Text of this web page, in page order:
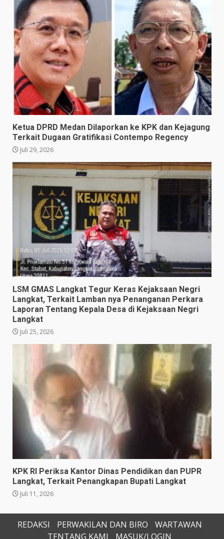
Ketua DPRD Medan Dilaporkan ke KPK dan Kejagung
Terkait Dugaan Gratifikasi Contempo Regency
Juli 29, 2026
LSM GMAS Langkat Tegur Keras Kejaksaan Negri
Langkat, Terkait Lamban nya Penanganan Perkara
Laporan Tentang Kepala Desa di Kejaksaan Negri
Langkat
Juli 25, 2026
KPK RI Periksa Kantor Dinas Pendidikan dan PUPR
Langkat, Terkait Penangkapan Bupati Langkat
Juli 11, 2026
REDAKSI PERWAKILAN DAN BIRO
WARTAWAN
TENTANG KAMI
MASUK/LOGIN